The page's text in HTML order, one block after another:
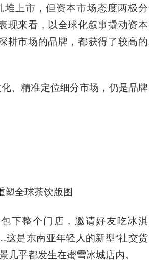
堆上市，但资本市场态度两极分
现来看，以全球化叙事撬动资本
耕市场的品牌，都获得了较高的
、精准定位细分市场，仍是品牌
塑全球茶饮版图
下整个门店，邀请好友吃冰淇
是东南亚年轻人的新型“社交货
几乎都发生在蜜雪冰城店内。